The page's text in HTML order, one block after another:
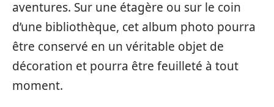
aventures. Sur une étagère ou sur le coin
d’une bibliothèque, cet album photo pourra
être conservé en un véritable objet de
décoration et pourra être feuilleté à tout
moment.